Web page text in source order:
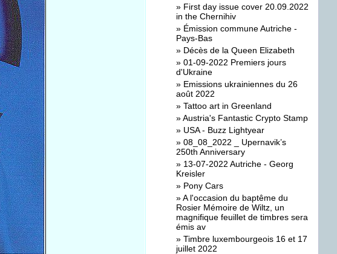
» First day issue cover 20.09.2022
in the Chernihiv
» Émission commune Autriche -
Pays-Bas
» Décès de la Queen Elizabeth
» 01-09-2022 Premiers jours
d'Ukraine
» Emissions ukrainiennes du 26
août 2022
» Tattoo art in Greenland
»Austria's Fantastic Crypto Stamp
» USA - Buzz Lightyear
» 08_08_2022 _ Upernavik’s
250th Anniversary
» 13-07-2022 Autriche - Georg
Kreisler
» Pony Cars
»A l'occasion du baptême du
Rosier Mémoire de Wiltz, un
magnifique feuillet de timbres sera
émis av
» Timbre luxembourgeois 16 et 17
juillet 2022